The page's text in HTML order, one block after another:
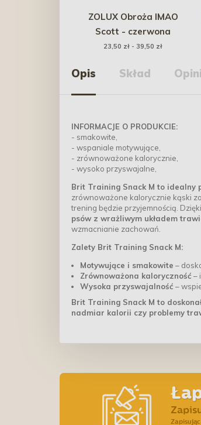
ZOLUX Obroża IMAO
Scott - czerwona
23,50 zł - 39,50 zł
Opis Skład
INFORMACJE O PRODUKCIE:
- smakowite,
- wspaniale motywujące,
- zrównoważone kalorycznie,
- wysoko przyswajalne,
Brit Training Snack M to idealny
zrównoważone kalorycznie kąski
trening będzie przyjemnością.
psów z wrażliwym układem
wzmacnianie zachowań.
Zalety Brit Training Snack M:
Motywujące i smakowite –
Zrównoważona kaloryczność –
Wysoka przyswajalność –
Brit Training Snack M to
nadmiar kalorii czy problemy